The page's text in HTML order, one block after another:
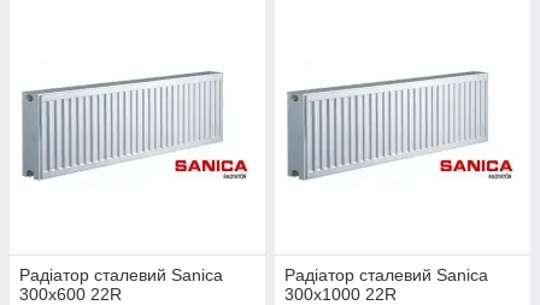
Радіатор сталевий Sanica
300x600 22R
Радіатор сталевий Sanica
300x1000 22R